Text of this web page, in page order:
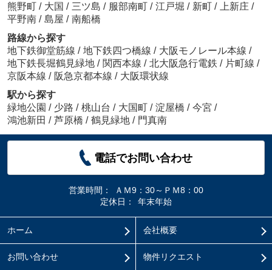
熊野町 / 大国 / 三ツ島 / 服部南町 / 江戸堀 / 新町 / 上新庄 /
平野南 / 島屋 / 南船橋
路線から探す
地下鉄御堂筋線 / 地下鉄四つ橋線 / 大阪モノレール本線 /
地下鉄長堀鶴見緑地 / 関西本線 / 北大阪急行電鉄 / 片町線 /
京阪本線 / 阪急京都本線 / 大阪環状線
駅から探す
緑地公園 / 少路 / 桃山台 / 大国町 / 淀屋橋 / 今宮 /
鴻池新田 / 芦原橋 / 鶴見緑地 / 門真南
電話でお問い合わせ
営業時間：
ＡＭ9：30～ＰＭ8：00
定休日：
年末年始
ホーム 会社概要
お問い合わせ 物件リクエスト